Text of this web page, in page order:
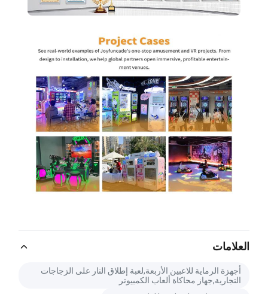
العلامات
أجهزة الرماية للاعبين الأربعة,لعبة إطلاق النار على الزجاجات
التجارية,جهاز محاكاة ألعاب الكمبيوتر